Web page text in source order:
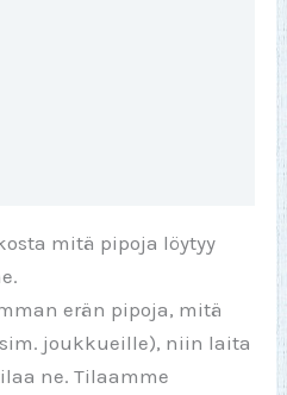
mitä pipoja löytyy
erän pipoja, mitä
joukkueille), niin laita
ne. Tilaamme